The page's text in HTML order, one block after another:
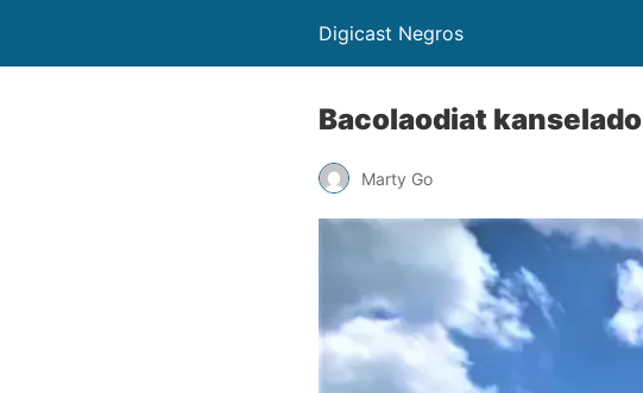
Digicast Negros
Bacolaodiat kanselado
Marty Go